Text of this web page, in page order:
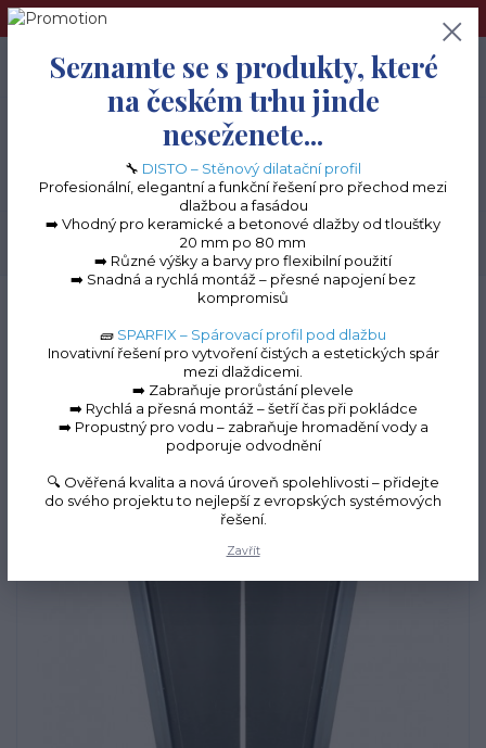
➢Terče pod dlažbu naleznete na e-shopu www.terceshop.cz!➢
+420 605 740 744
0
0 Kč
Terasové profily na terče Terasová lišta PROFI "PR30"
Zarážka levá "PR30"
Seznamte se s produkty, které
na českém trhu jinde
neseženete...
🔧 DISTO – Stěnový dilatační profil
Profesionální, elegantní a funkční řešení pro přechod mezi
dlažbou a fasádou
➡️ Vhodný pro keramické a betonové dlažby od tloušťky
20 mm po 80 mm
➡️ Různé výšky a barvy pro flexibilní použití
➡️ Snadná a rychlá montáž – přesné napojení bez
kompromisů
🧱 SPARFIX – Spárovací profil pod dlažbu
Inovativní řešení pro vytvoření čistých a estetických spár
mezi dlaždicemi.
➡️ Zabraňuje prorůstání plevele
➡️ Rychlá a přesná montáž – šetří čas při pokládce
➡️ Propustný pro vodu – zabraňuje hromadění vody a
podporuje odvodnění
🔍 Ověřená kvalita a nová úroveň spolehlivosti – přidejte
do svého projektu to nejlepší z evropských systémových
řešení.
Zavřít